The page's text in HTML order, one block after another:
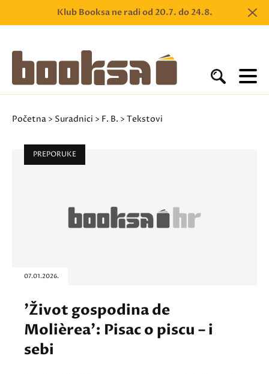
Klub Booksa ne radi od 20.7. do 24.8.
Početna > Suradnici > F. B. > Tekstovi
PREPORUKE
07.01.2026.
'Život gospodina de
Molièrea': Pisac o piscu – i
sebi